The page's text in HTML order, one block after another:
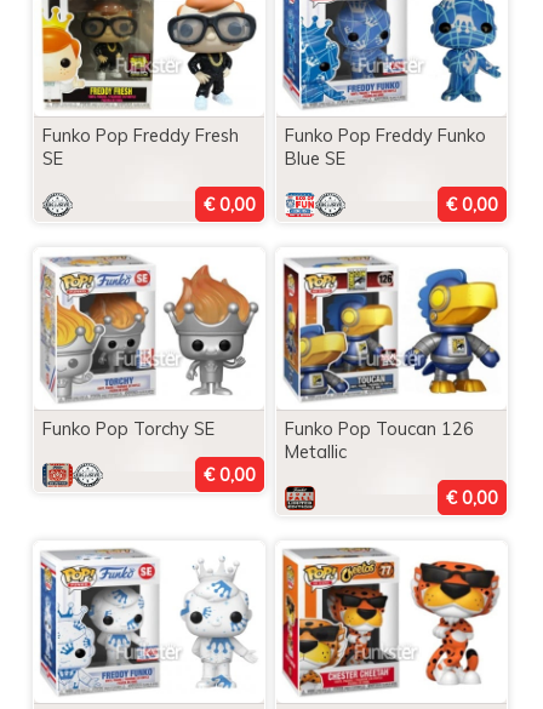
Funko Pop Freddy Fresh
SE
Funko Pop Freddy Funko
Blue SE
Funko Pop Torchy SE
Funko Pop Toucan 126
Metallic